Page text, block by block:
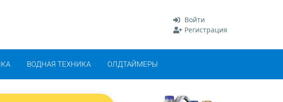
Войти
Регистрация
ВОДНАЯ ТЕХНИКА ОЛДТАЙМЕРЫ